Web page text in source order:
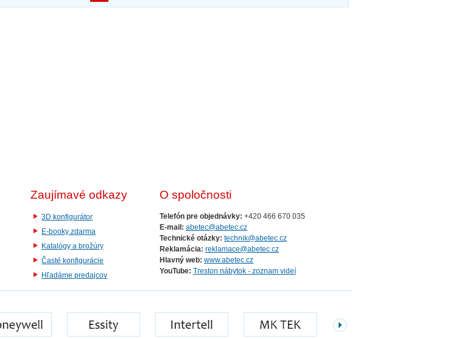
Zaujímavé odkazy
3D konfigurátor
E-booky zdarma
Katalógy a brožúry
Časté konfigurácie
Hľadáme predajcov
O spoločnosti
Telefón pre objednávky: +420 466 670 035
E-mail: abetec@abetec.cz
Technické otázky: technik@abetec.cz
Reklamácia: reklamace@abetec.cz
Hlavný web: www.abetec.cz
YouTube: Treston nábytok - zoznam videí